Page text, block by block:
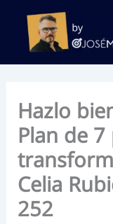
contenido
Hazlo
Plan de
Celia
252